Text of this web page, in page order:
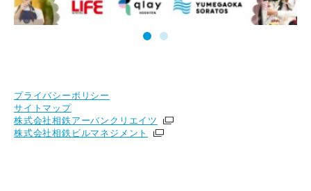
プライバシーポリシー
サイトマップ
株式会社相鉄アーバンクリエイツ
株式会社相鉄ビルマネジメント